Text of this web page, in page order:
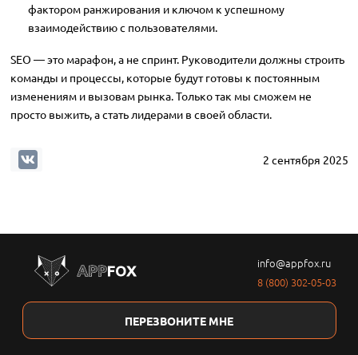
фактором ранжирования и ключом к успешному
взаимодействию с пользователями.
SEO — это марафон, а не спринт. Руководители должны строить
команды и процессы, которые будут готовы к постоянным
изменениям и вызовам рынка. Только так мы сможем не
просто выжить, а стать лидерами в своей области.
2 сентября 2025
info@appfox.ru
8 (800) 302-05-03
ПЕРЕЗВОНИТЕ МНЕ